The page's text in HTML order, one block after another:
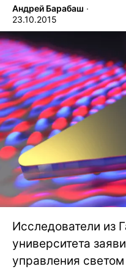
Андрей Барабаш ∙
23.10.2015
Исследователи из
университета
управления